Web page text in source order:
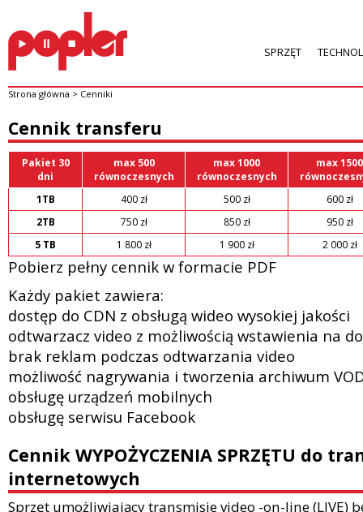
SPRZĘT
Strona główna > Cenniki
Cennik transferu
Pakiet 30
dni
max 500
równoczesnych
max 1000
równoczesnych
max 1500
1TB
400 zł 500 zł
600 zł
2TB
750 zł 850 zł
950 zł
5 TB
1 800 zł 1 900 zł 2 000 zł
Pobierz pełny cennik w formacie PDF
Każdy pakiet zawiera:
dostęp do CDN z obsługą wideo wysokiej jakości
odtwarzacz video z możliwością wstawienia na
brak reklam podczas odtwarzania video
możliwość nagrywania i tworzenia archiwum
obsługę urządzeń mobilnych
obsługę serwisu Facebook
Cennik WYPOŻYCZENIA SPRZĘTU do
internetowych
Sprzęt umożliwiający transmisje video -on-line (LIVE)